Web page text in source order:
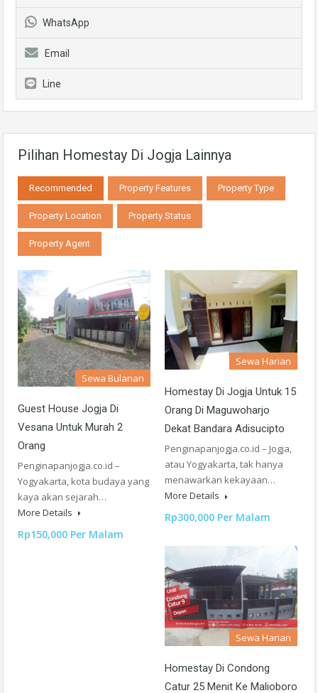
WhatsApp
Email
Line
Pilihan Homestay Di Jogja Lainnya
Recommended Property Features Property Type
Property Location Property Status
Property Agent
Sewa Bulanan
Guest House Jogja Di
Vesana Untuk Murah 2
Orang
Penginapanjogja.co.id –
Yogyakarta, kota budaya yang
kaya akan sejarah…
More Details
Rp150,000 Per Malam
Sewa Harian
Homestay Di Jogja Untuk 15
Orang Di Maguwoharjo
Dekat Bandara Adisucipto
Penginapanjogja.co.id – Jogja,
atau Yogyakarta, tak hanya
menawarkan kekayaan…
More Details
Rp300,000 Per Malam
Sewa Harian
Homestay Di Condong
Catur 25 Menit Ke Malioboro